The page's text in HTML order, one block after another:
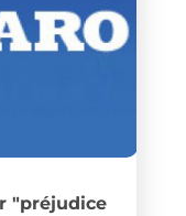
"préjudice